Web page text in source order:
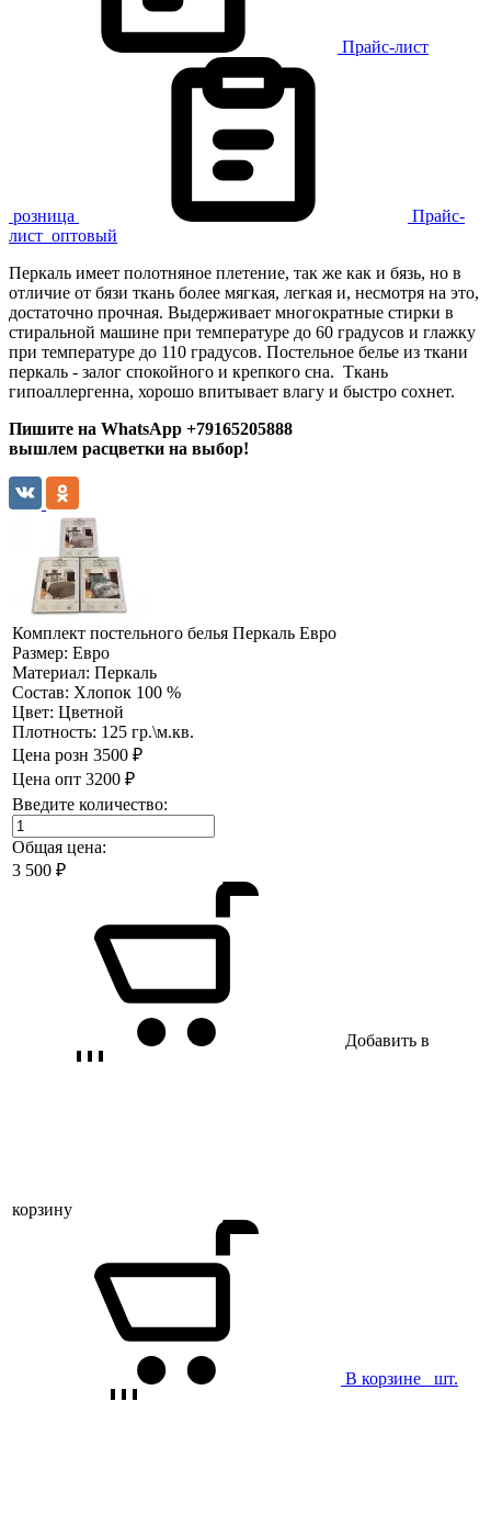
Прайс-лист
розница
Прайс-
лист оптовый
Перкаль имеет полотняное плетение, так же как и бязь, но в
отличие от бязи ткань более мягкая, легкая и, несмотря на это,
достаточно прочная. Выдерживает многократные стирки в
стиральной машине при температуре до 60 градусов и глажку
при температуре до 110 градусов. Постельное белье из ткани
перкаль - залог спокойного и крепкого сна. Ткань
гипоаллергенна, хорошо впитывает влагу и быстро сохнет.
Пишите на WhatsApp +79165205888
вышлем расцветки на выбор!
Комплект постельного белья Перкаль Евро
Размер: Евро
Материал: Перкаль
Состав: Хлопок 100 %
Цвет: Цветной
Плотность: 125 гр.\м.кв.
Цена розн 3500 ₽
Цена опт 3200 ₽
Введите количество:
Общая цена:
3 500 ₽
Добавить в
корзину
В корзине шт.